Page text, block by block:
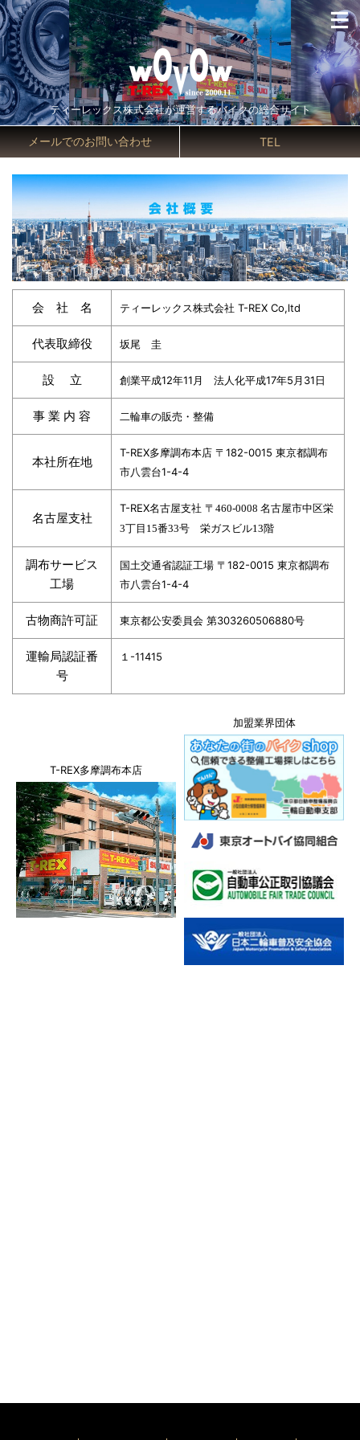
ティーレックス株式会社が運営するバイクの総合サイト
メールでのお問い合わせ TEL
会 社 名 ティーレックス株式会社 T-REX Co,ltd
代表取締役 坂尾 圭
設 立 創業平成12年11月 法人化平成17年5月31日
事 業 内 容 二輪車の販売・整備
本社所在地
T-REX多摩調布本店 〒182-0015 東京都調布
市八雲台1-4-4
名古屋支社
T-REX名古屋支社 〒 460-0008 名古屋市中区栄
3丁目 15番33号 栄ガスビル13階
調布サービス
工場
国土交通省認証工場 〒182-0015 東京都調布
市八雲台1-4-4
古物商許可証 東京都公安委員会 第303260506880号
運輸局認証番
号
１-11415
T-REX多摩調布本店
加盟業界団体